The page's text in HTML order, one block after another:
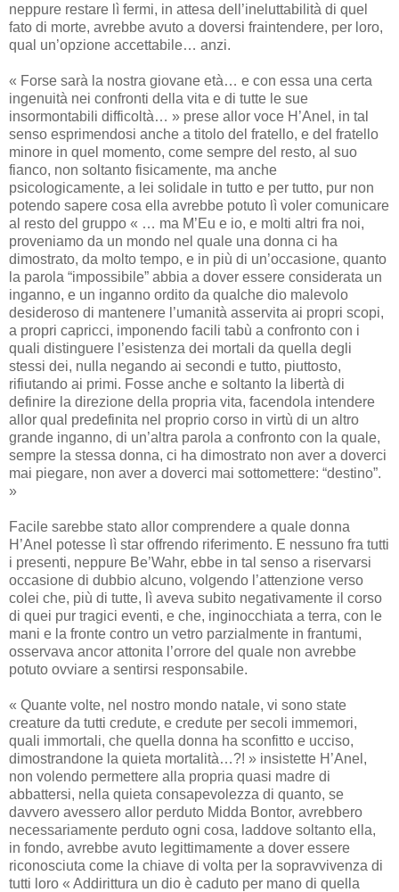
neppure restare lì fermi, in attesa dell’ineluttabilità di quel
fato di morte, avrebbe avuto a doversi fraintendere, per loro,
qual un’opzione accettabile… anzi.
« Forse sarà la nostra giovane età… e con essa una certa
ingenuità nei confronti della vita e di tutte le sue
insormontabili difficoltà… » prese allor voce H’Anel, in tal
senso esprimendosi anche a titolo del fratello, e del fratello
minore in quel momento, come sempre del resto, al suo
fianco, non soltanto fisicamente, ma anche
psicologicamente, a lei solidale in tutto e per tutto, pur non
potendo sapere cosa ella avrebbe potuto lì voler comunicare
al resto del gruppo « … ma M’Eu e io, e molti altri fra noi,
proveniamo da un mondo nel quale una donna ci ha
dimostrato, da molto tempo, e in più di un’occasione, quanto
la parola “impossibile” abbia a dover essere considerata un
inganno, e un inganno ordito da qualche dio malevolo
desideroso di mantenere l’umanità asservita ai propri scopi,
a propri capricci, imponendo facili tabù a confronto con i
quali distinguere l’esistenza dei mortali da quella degli
stessi dei, nulla negando ai secondi e tutto, piuttosto,
rifiutando ai primi. Fosse anche e soltanto la libertà di
definire la direzione della propria vita, facendola intendere
allor qual predefinita nel proprio corso in virtù di un altro
grande inganno, di un’altra parola a confronto con la quale,
sempre la stessa donna, ci ha dimostrato non aver a doverci
mai piegare, non aver a doverci mai sottomettere: “destino”.
»
Facile sarebbe stato allor comprendere a quale donna
H’Anel potesse lì star offrendo riferimento. E nessuno fra tutti
i presenti, neppure Be’Wahr, ebbe in tal senso a riservarsi
occasione di dubbio alcuno, volgendo l’attenzione verso
colei che, più di tutte, lì aveva subito negativamente il corso
di quei pur tragici eventi, e che, inginocchiata a terra, con le
mani e la fronte contro un vetro parzialmente in frantumi,
osservava ancor attonita l’orrore del quale non avrebbe
potuto ovviare a sentirsi responsabile.
« Quante volte, nel nostro mondo natale, vi sono state
creature da tutti credute, e credute per secoli immemori,
quali immortali, che quella donna ha sconfitto e ucciso,
dimostrandone la quieta mortalità…?! » insistette H’Anel,
non volendo permettere alla propria quasi madre di
abbattersi, nella quieta consapevolezza di quanto, se
davvero avessero allor perduto Midda Bontor, avrebbero
necessariamente perduto ogni cosa, laddove soltanto ella,
in fondo, avrebbe avuto legittimamente a dover essere
riconosciuta come la chiave di volta per la sopravvivenza di
tutti loro « Addirittura un dio è caduto per mano di quella